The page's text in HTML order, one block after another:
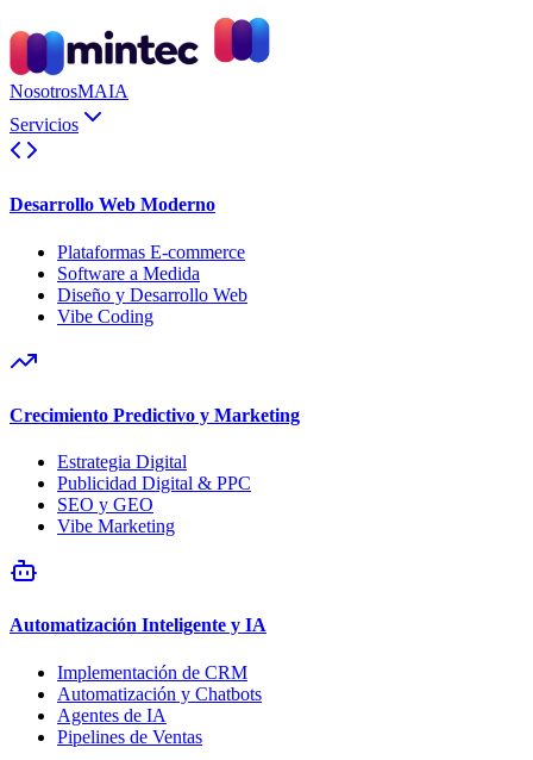
NosotrosMAIA
Servicios
Desarrollo Web Moderno
Plataformas E-commerce
Software a Medida
Diseño y Desarrollo Web
Vibe Coding
Crecimiento Predictivo y Marketing
Estrategia Digital
Publicidad Digital & PPC
SEO y GEO
Vibe Marketing
Automatización Inteligente y IA
Implementación de CRM
Automatización y Chatbots
Agentes de IA
Pipelines de Ventas